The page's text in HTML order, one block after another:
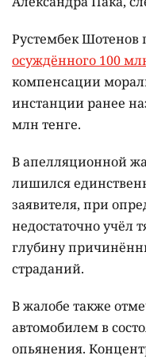
Рустембек Шотенов
осуждённого 100
компенсации
инстанции ранее
млн тенге.
В апелляционной
лишился
заявителя, при
недостаточно учёл
глубину
страданий.
В жалобе также
автомобилем в
опьянения.